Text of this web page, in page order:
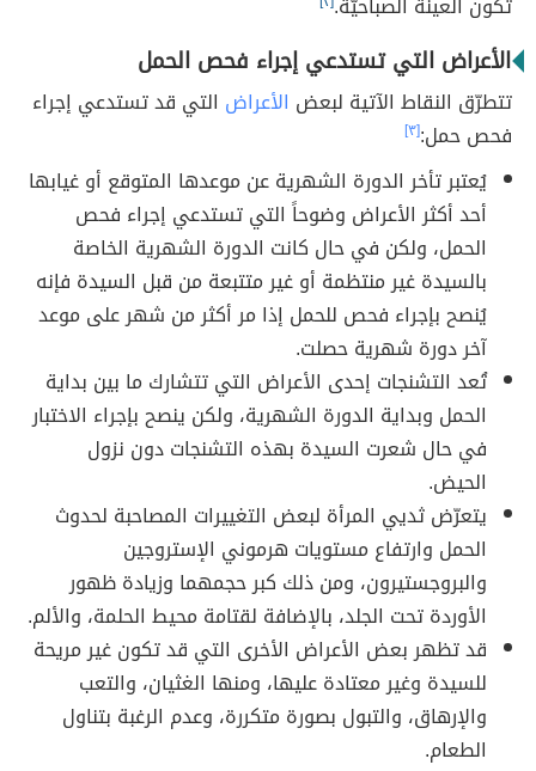
الأعراض التي تستدعي إجراء فحص الحمل
تتطرّق النقاط الآتية لبعض الأعراض التي قد تستدعي إجراء
فحص حمل:[٣]
يُعتبر تأخر الدورة الشهرية عن موعدها المتوقع أو غيابها
أحد أكثر الأعراض وضوحاً التي تستدعي إجراء فحص
الحمل، ولكن في حال كانت الدورة الشهرية الخاصة
بالسيدة غير منتظمة أو غير متتبعة من قبل السيدة فإنه
يُنصح بإجراء فحص للحمل إذا مر أكثر من شهر على موعد
آخر دورة شهرية حصلت.
تُعد التشنجات إحدى الأعراض التي تتشارك ما بين بداية
الحمل وبداية الدورة الشهرية، ولكن ينصح بإجراء الاختبار
في حال شعرت السيدة بهذه التشنجات دون نزول
الحيض.
يتعرّض ثديي المرأة لبعض التغييرات المصاحبة لحدوث
الحمل وارتفاع مستويات هرموني الإستروجين
والبروجستيرون، ومن ذلك كبر حجمهما وزيادة ظهور
الأوردة تحت الجلد، بالإضافة لقتامة محيط الحلمة، والألم.
قد تظهر بعض الأعراض الأخرى التي قد تكون غير مريحة
للسيدة وغير معتادة عليها، ومنها الغثيان، والتعب
والإرهاق، والتبول بصورة متكررة، وعدم الرغبة بتناول
الطعام.